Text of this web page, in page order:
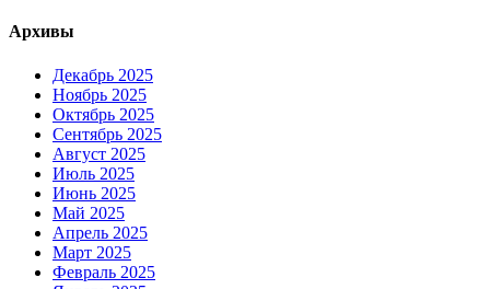
Архивы
Декабрь 2025
Ноябрь 2025
Октябрь 2025
Сентябрь 2025
Август 2025
Июль 2025
Июнь 2025
Май 2025
Апрель 2025
Март 2025
Февраль 2025